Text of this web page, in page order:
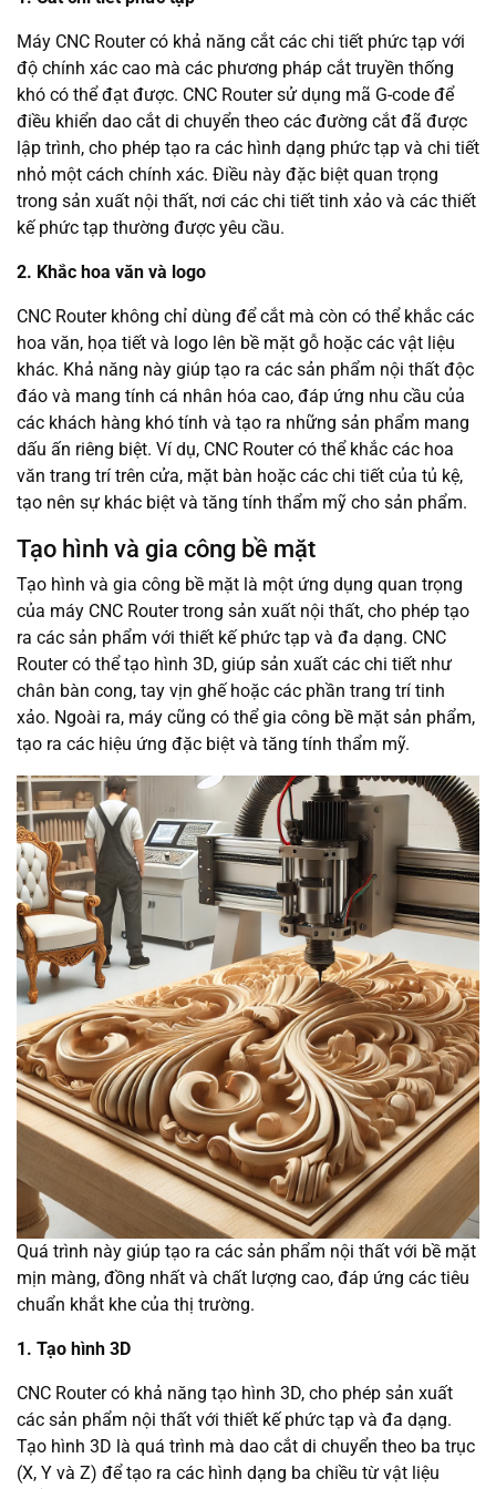
Máy CNC Router có khả năng cắt các chi tiết phức tạp với
độ chính xác cao mà các phương pháp cắt truyền thống
khó có thể đạt được. CNC Router sử dụng mã G-code để
điều khiển dao cắt di chuyển theo các đường cắt đã được
lập trình, cho phép tạo ra các hình dạng phức tạp và chi tiết
nhỏ một cách chính xác. Điều này đặc biệt quan trọng
trong sản xuất nội thất, nơi các chi tiết tinh xảo và các thiết
kế phức tạp thường được yêu cầu.
2. Khắc hoa văn và logo
CNC Router không chỉ dùng để cắt mà còn có thể khắc các
hoa văn, họa tiết và logo lên bề mặt gỗ hoặc các vật liệu
khác. Khả năng này giúp tạo ra các sản phẩm nội thất độc
đáo và mang tính cá nhân hóa cao, đáp ứng nhu cầu của
các khách hàng khó tính và tạo ra những sản phẩm mang
dấu ấn riêng biệt. Ví dụ, CNC Router có thể khắc các hoa
văn trang trí trên cửa, mặt bàn hoặc các chi tiết của tủ kệ,
tạo nên sự khác biệt và tăng tính thẩm mỹ cho sản phẩm.
Tạo hình và gia công bề mặt
Tạo hình và gia công bề mặt là một ứng dụng quan trọng
của máy CNC Router trong sản xuất nội thất, cho phép tạo
ra các sản phẩm với thiết kế phức tạp và đa dạng. CNC
Router có thể tạo hình 3D, giúp sản xuất các chi tiết như
chân bàn cong, tay vịn ghế hoặc các phần trang trí tinh
xảo. Ngoài ra, máy cũng có thể gia công bề mặt sản phẩm,
tạo ra các hiệu ứng đặc biệt và tăng tính thẩm mỹ.
Quá trình này giúp tạo ra các sản phẩm nội thất với bề mặt
mịn màng, đồng nhất và chất lượng cao, đáp ứng các tiêu
chuẩn khắt khe của thị trường.
1. Tạo hình 3D
CNC Router có khả năng tạo hình 3D, cho phép sản xuất
các sản phẩm nội thất với thiết kế phức tạp và đa dạng.
Tạo hình 3D là quá trình mà dao cắt di chuyển theo ba trục
(X, Y và Z) để tạo ra các hình dạng ba chiều từ vật liệu